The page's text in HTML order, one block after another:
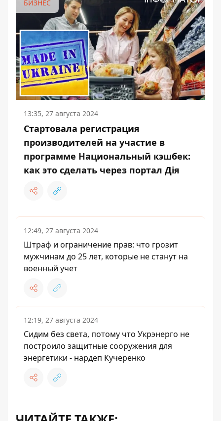
БИЗНЕС
13:35, 27 августа 2024
Стартовала регистрация
производителей на участие в
программе Национальный кэшбек:
как это сделать через портал Дія
12:49, 27 августа 2024
Штраф и ограничение прав: что грозит
мужчинам до 25 лет, которые не станут на
военный учет
12:19, 27 августа 2024
Сидим без света, потому что Укрэнерго не
построило защитные сооружения для
энергетики - нардеп Кучеренко